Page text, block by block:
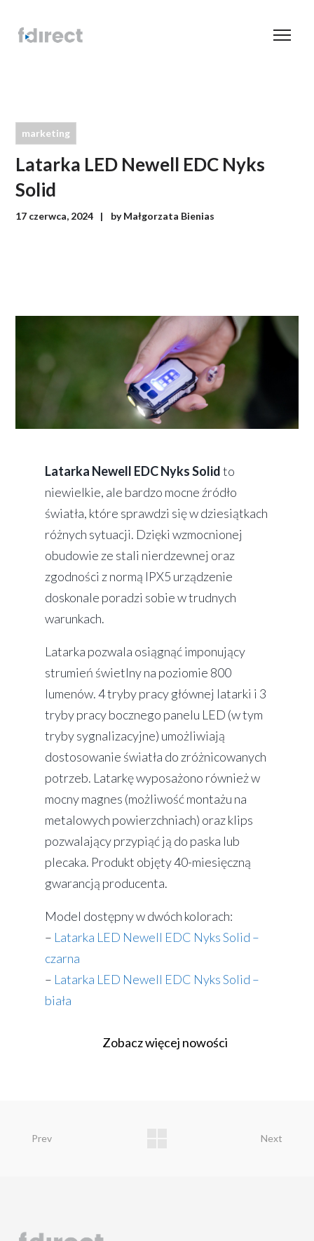
marketing
Latarka LED Newell EDC Nyks
Solid
17 czerwca, 2024 byMałgorzata Bienias
Latarka Newell EDC Nyks Solidto
niewielkie, ale bardzo mocne źródło
światła, które sprawdzi się w dziesiątkach
różnych sytuacji. Dzięki wzmocnionej
obudowie ze stali nierdzewnej oraz
zgodności z normą IPX5 urządzenie
doskonale poradzi sobie w trudnych
warunkach.
Latarka pozwala osiągnąć imponujący
strumień świetlny na poziomie 800
lumenów. 4 tryby pracy głównej latarki i 3
tryby pracy bocznego panelu LED (w tym
tryby sygnalizacyjne) umożliwiają
dostosowanie światła do zróżnicowanych
potrzeb. Latarkę wyposażono również w
mocny magnes (możliwość montażu na
metalowych powierzchniach) oraz klips
pozwalający przypiąć ją do paska lub
plecaka. Produkt objęty 40-miesięczną
gwarancją producenta.
Model dostępny w dwóch kolorach:
– Latarka LED Newell EDC Nyks Solid –
czarna
– Latarka LED Newell EDC Nyks Solid –
biała
Zobacz więcej nowości
Prev Next